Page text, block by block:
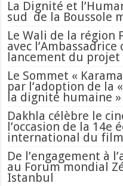
La Dignité et
sud de la Boussole
Le Wali de la région
avec l’Ambassadrice
lancement du projet
Le Sommet «
par l’adoption de la
la dignité humaine »
Dakhla célèbre le
l’occasion de la 14e
international du film
De l’engagement à
au Forum mondial
Istanbul